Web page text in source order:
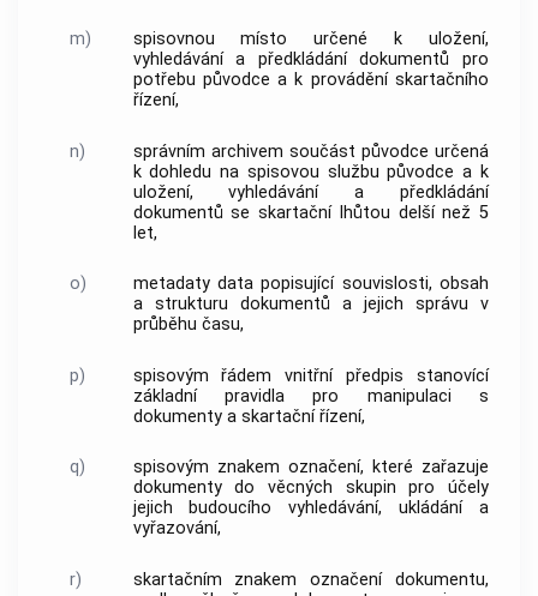
m)
spisovnou místo určené k uložení,
vyhledávání a předkládánídokumentů pro
potřebu původce a k provádění skartačního
řízení,
n) správním archivem součást původce určená
k dohledu na spisovou službupůvodce a k
uložení, vyhledávání a předkládání
dokumentů seskartační lhůtou delší než 5
let,
o)
metadaty data popisující souvislosti, obsah
a strukturu dokumentů a jejich správu v
průběhu času,
p) spisovým řádem vnitřní předpis stanovící
základní pravidla pro manipulaci s
dokumentya skartační řízení,
q) spisovým znakem označení, které zařazuje
dokumentydo věcných skupin pro účely
jejich budoucího vyhledávání, ukládání a
vyřazování,
r) skartačním znakem označenídokumentu,